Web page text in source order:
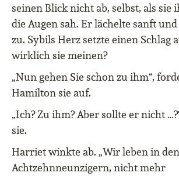
seinen Blick nicht ab, selbst, als sie
die Augen sah. Er lächelte sanft
zu. Sybils Herz setzte einen Schlag
wirklich sie meinen?
„Nun gehen Sie schon zu ihm“,
Hamilton sie auf.
„Ich? Zu ihm? Aber sollte er nicht
sie.
Harriet winkte ab. „Wir leben in den
Achtzehnneunzigern, nicht mehr